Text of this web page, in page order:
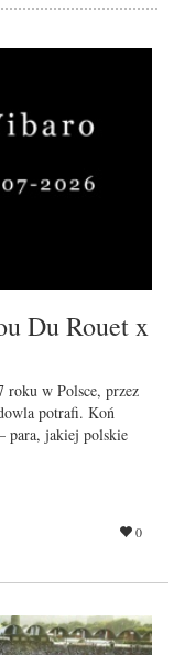
Du Rouet x
roku w Polsce, przez
potrafi. Koń
para, jakiej polskie
0